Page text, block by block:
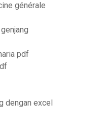
générale
pdf
dengan excel